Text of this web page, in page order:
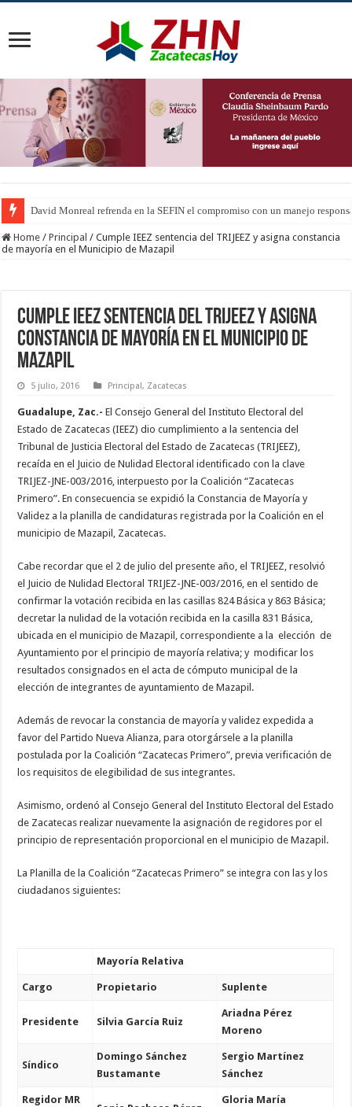
David Monreal refrenda en la SEFIN el compromiso con un manejo
Home / Principal / Cumple IEEZ sentencia del TRIJEEZ y asigna constancia
de mayoría en el Municipio de Mazapil
Cumple IEEZ sentencia del TRIJEEZ y asigna
constancia de mayoría en el Municipio de
Mazapil
5 julio, 2016 Principal, Zacatecas
Guadalupe, Zac.- El Consejo General del Instituto Electoral del
Estado de Zacatecas (IEEZ) dio cumplimiento a la sentencia del
Tribunal de Justicia Electoral del Estado de Zacatecas (TRIJEEZ),
recaída en el Juicio de Nulidad Electoral identificado con la clave
TRIJEZ-JNE-003/2016, interpuesto por la Coalición “Zacatecas
Primero”. En consecuencia se expidió la Constancia de Mayoría y
Validez a la planilla de candidaturas registrada por la Coalición en el
municipio de Mazapil, Zacatecas.
Cabe recordar que el 2 de julio del presente año, el TRIJEEZ, resolvió
el Juicio de Nulidad Electoral TRIJEZ-JNE-003/2016, en el sentido de
confirmar la votación recibida en las casillas 824 Básica y 863 Básica;
decretar la nulidad de la votación recibida en la casilla 831 Básica,
ubicada en el municipio de Mazapil, correspondiente a la elección de
Ayuntamiento por el principio de mayoría relativa; y modificar los
resultados consignados en el acta de cómputo municipal de la
elección de integrantes de ayuntamiento de Mazapil.
Además de revocar la constancia de mayoría y validez expedida a
favor del Partido Nueva Alianza, para otorgársele a la planilla
postulada por la Coalición “Zacatecas Primero”, previa verificación de
los requisitos de elegibilidad de sus integrantes.
Asimismo, ordenó al Consejo General del Instituto Electoral del Estado
de Zacatecas realizar nuevamente la asignación de regidores por el
principio de representación proporcional en el municipio de Mazapil.
La Planilla de la Coalición “Zacatecas Primero” se integra con las y los
ciudadanos siguientes:
Mayoría Relativa
Cargo Propietario Suplente
Presidente Silvia García Ruiz
Ariadna Pérez
Moreno
Síndico
Domingo Sánchez
Bustamante
Sergio Martínez
Sánchez
Regidor MR
Gloria María